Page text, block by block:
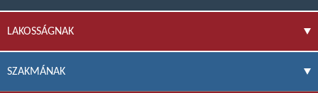
LAKOSSÁGNAK
SZAKMÁNAK